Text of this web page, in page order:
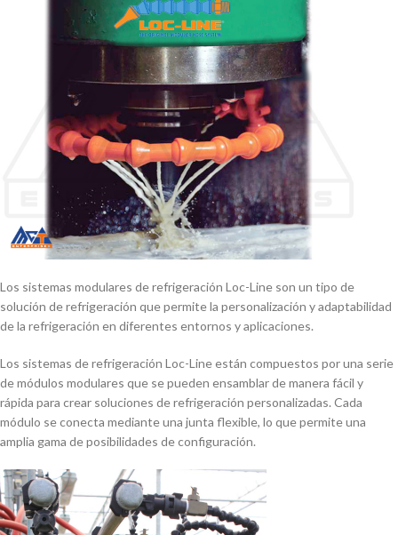
Los sistemas modulares de refrigeración Loc-Line son un tipo de
solución de refrigeración que permite la personalización y adaptabilidad
de la refrigeración en diferentes entornos y aplicaciones.
Los sistemas de refrigeración Loc-Line están compuestos por una serie
de módulos modulares que se pueden ensamblar de manera fácil y
rápida para crear soluciones de refrigeración personalizadas. Cada
módulo se conecta mediante una junta flexible, lo que permite una
amplia gama de posibilidades de configuración.